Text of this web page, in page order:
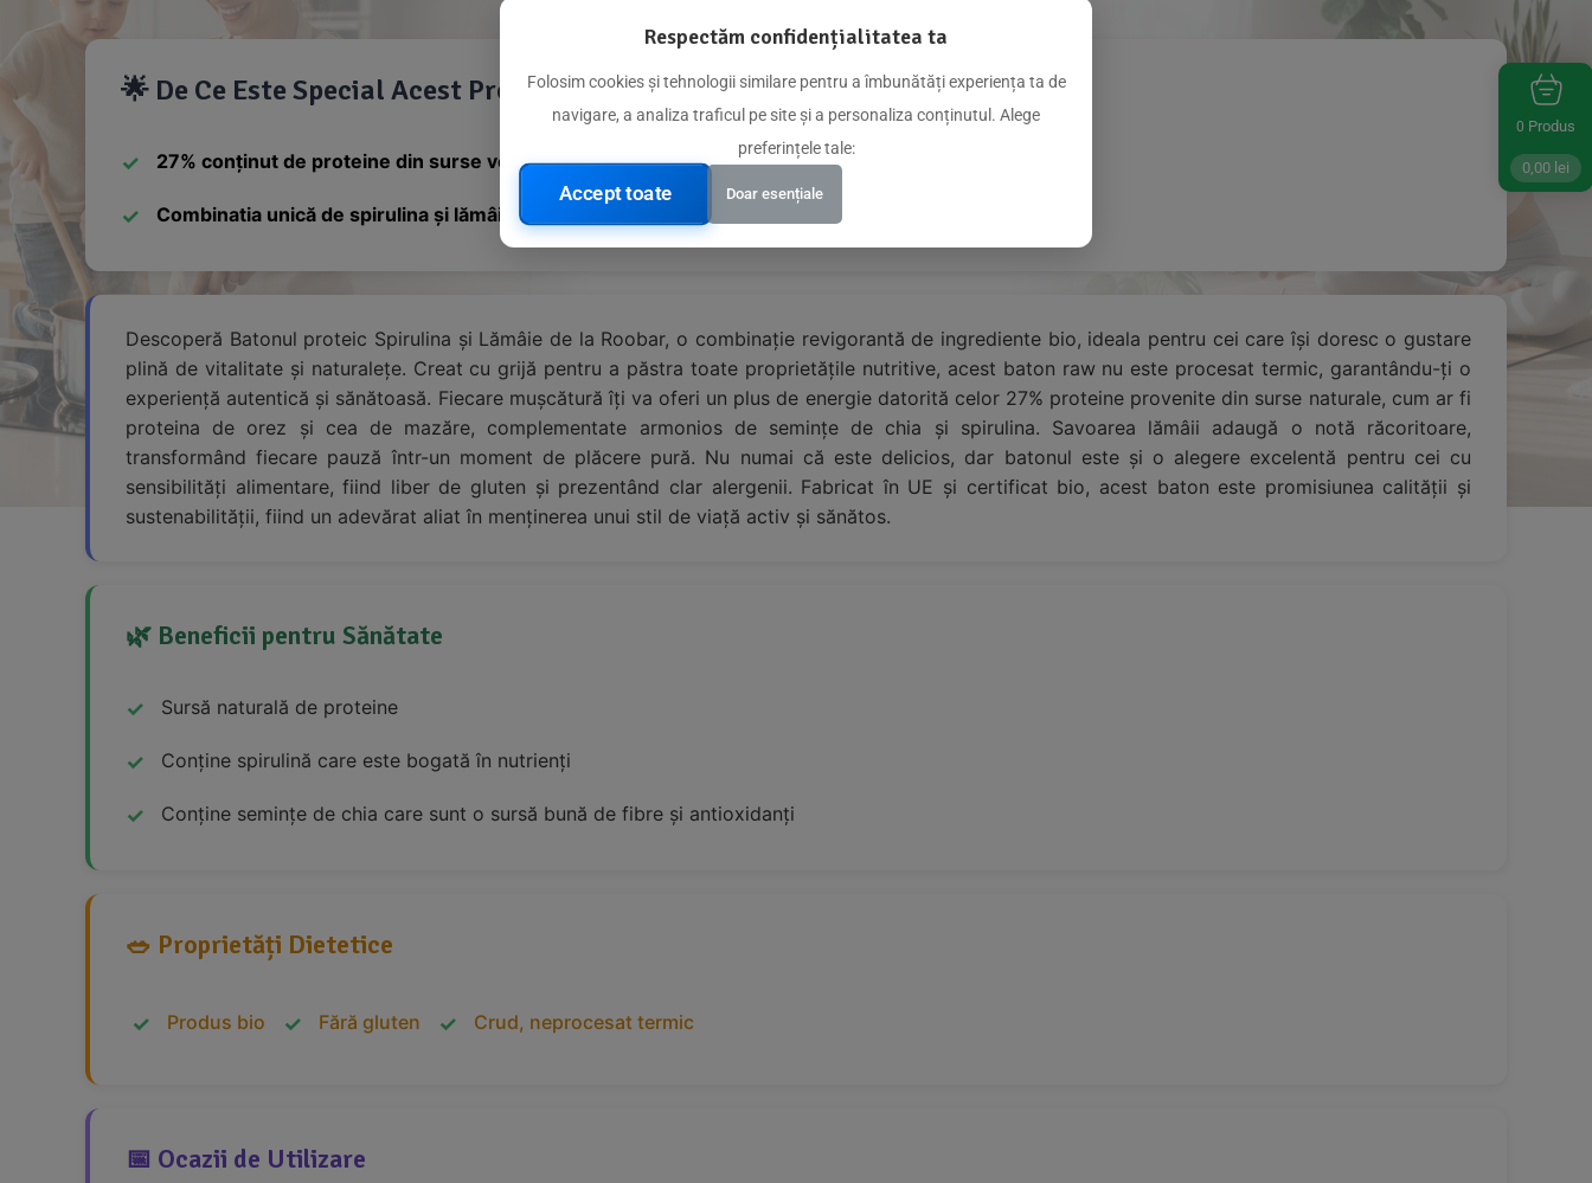
🌟 De Ce Este Special Acest Produs
27% conținut de proteine din surse vegetale
Combinatia unică de spirulina și lămâie
Descoperă Batonul proteic Spirulina și Lămâie de la Roobar, o combinație revigorantă de ingrediente bio, ideala pentru cei care își doresc o gustare
plină de vitalitate și naturalețe. Creat cu grijă pentru a păstra toate proprietățile nutritive, acest baton raw nu este procesat termic, garantându-ți o
experiență autentică și sănătoasă. Fiecare mușcătură îți va oferi un plus de energie datorită celor 27% proteine provenite din surse naturale, cum ar fi
proteina de orez și cea de mazăre, complementate armonios de semințe de chia și spirulina. Savoarea lămâii adaugă o notă răcoritoare,
transformând fiecare pauză într-un moment de plăcere pură. Nu numai că este delicios, dar batonul este și o alegere excelentă pentru cei cu
sensibilități alimentare, fiind liber de gluten și prezentând clar alergenii. Fabricat în UE și certificat bio, acest baton este promisiunea calității și
sustenabilității, fiind un adevărat aliat în menținerea unui stil de viață activ și sănătos.
🌿 Beneficii pentru Sănătate
Sursă naturală de proteine
Conține spirulină care este bogată în nutrienți
Conține semințe de chia care sunt o sursă bună de fibre și antioxidanți
🥗 Proprietăți Dietetice
Produs bio Fără gluten Crud, neprocesat termic
📅 Ocazii de Utilizare
0 Produs
0,00 lei
Respectăm confidențialitatea ta
Folosim cookies și tehnologii similare pentru a îmbunătăți experiența ta de
navigare, a analiza traficul pe site și a personaliza conținutul. Alege
preferințele tale:
Accept toate Doar esențiale